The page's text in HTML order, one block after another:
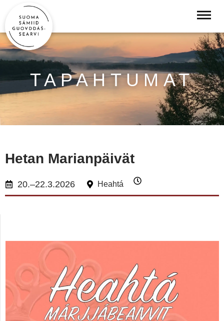
TAPAHTUMAT
Hetan Marianpäivät
20.–22.3.2026 Heahtá